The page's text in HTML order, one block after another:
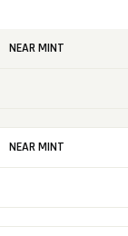
NEAR MINT
NEAR MINT